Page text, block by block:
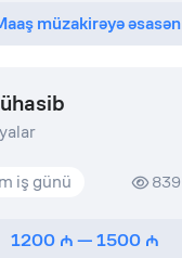
müzakirəyə əsasən
iş günü 839
1200 —1500